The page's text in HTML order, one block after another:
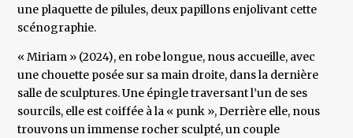
une plaquette de pilules, deux papillons enjolivant cette
scénographie.
« Miriam » (2024), en robe longue, nous accueille, avec
une chouette posée sur sa main droite, dans la dernière
salle de sculptures. Une épingle traversant l’un de ses
sourcils, elle est coiffée à la « punk », Derrière elle, nous
trouvons un immense rocher sculpté, un couple